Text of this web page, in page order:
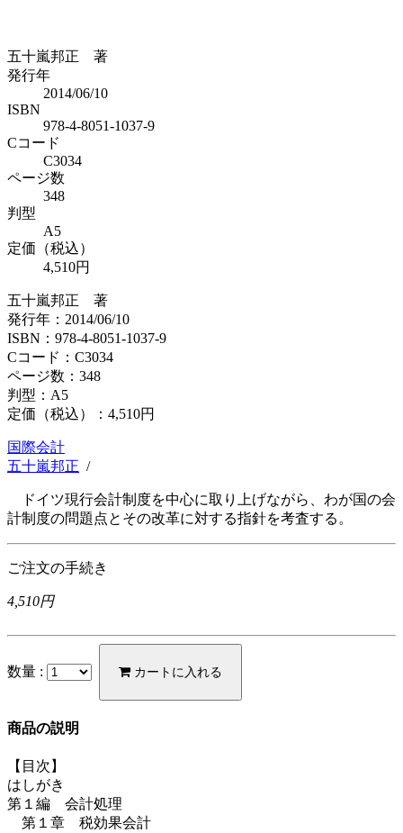
五十嵐邦正 著
発行年
2014/06/10
ISBN
978-4-8051-1037-9
Cコード
C3034
ページ数
348
判型
A5
定価（税込）
4,510円
五十嵐邦正 著
発行年：2014/06/10
ISBN：978-4-8051-1037-9
Cコード：C3034
ページ数：348
判型：A5
定価（税込）： 4,510円
国際会計
五十嵐邦正 /
ドイツ現行会計制度を中心に取り上げながら、わが国の会
計制度の問題点とその改革に対する指針を考査する。
ご注文の手続き
4,510円
数量 : カートに入れる
商品の説明
【目次】
はしがき
第１編 会計処理
第１章 税効果会計